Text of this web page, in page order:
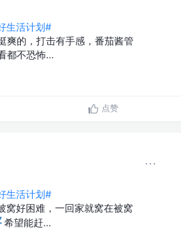
生活计划#
爽的，打击有手感，番茄酱管
都不恐怖…
点赞
生活计划#
窝好困难，一回家就窝在被窝
希望能赶…